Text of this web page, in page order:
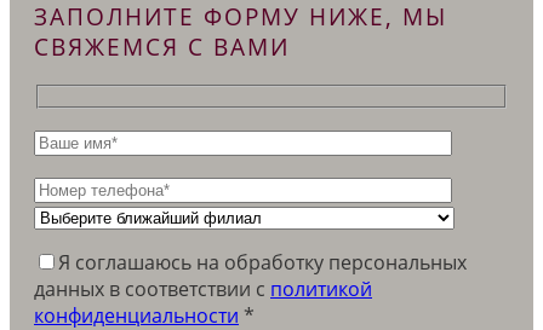
ЗАПОЛНИТЕ ФОРМУ НИЖЕ, МЫ
СВЯЖЕМСЯ С ВАМИ
Я соглашаюсь на обработку персональных
данных в соответствии c политикой
конфиденциальности *